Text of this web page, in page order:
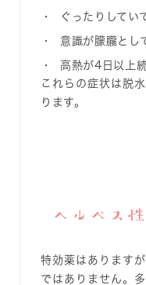
ぐったりしてい
意識が朦朧とし
高熱が4日以上
これらの症状は脱
ります。
ヘルペス
特効薬はあります
ではありません。